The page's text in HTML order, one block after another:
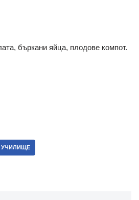
бъркани яйца, плодове компот.
УЧИЛИЩЕ